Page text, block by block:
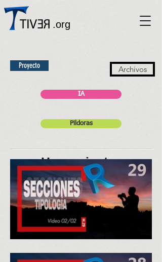
.org
Proyecto Archivos
IA
Pildoras
Herramientas